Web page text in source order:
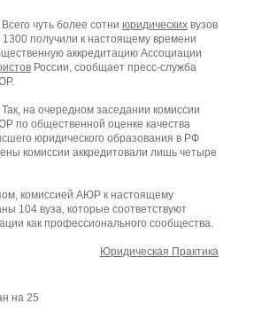
Всего чуть более сотни юридических вузов
1300 получили к настоящему времени
аккредитацию Ассоциации
России, сообщает пресс-служба
Так, на очередном заседании комиссии
по общественной оценке качества
юридического образования в РФ
комиссии аккредитовали лишь четыре
комиссией АЮР к настоящему
104 вуза, которые соответствуют
как профессионального сообщества.
Юридическая Практика
на 25